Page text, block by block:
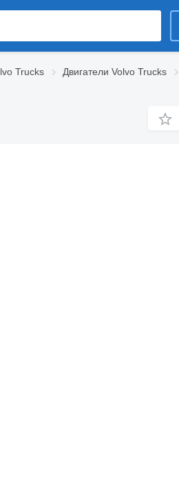
Trucks Двигатели Volvo Trucks